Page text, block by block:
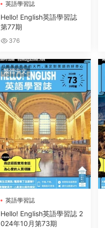
英語學習誌
Hello! English英語學習誌
第77期
376
繁體中文
英語學習誌
Hello! English英語學習誌 2
024年10月第73期